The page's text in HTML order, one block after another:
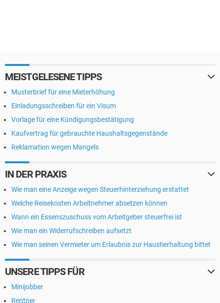
MEISTGELESENE TIPPS
Musterbrief für eine Mieterhöhung
Einladungsschreiben für ein Visum
Vorlage für eine Kündigungsbestätigung
Kaufvertrag für gebrauchte Haushaltsgegenstände
Reklamation wegen Mangels
IN DER PRAXIS
Wie man eine Anzeige wegen Steuerhinterziehung erstattet
Welche Reisekosten Arbeitnehmer absetzen können
Wann ein Essenszuschuss vom Arbeitgeber steuerfrei ist
Wie man ein Widerrufschreiben aufsetzt
Wie man seinen Vermieter um Erlaubnis zur Haustierhaltung bittet
UNSERE TIPPS FÜR
Minijobber
Rentner